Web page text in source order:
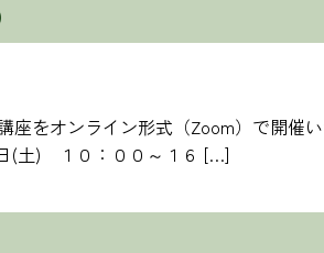
座をオンライン形式（Zoom）で開
(土) １０：００～１６ […]